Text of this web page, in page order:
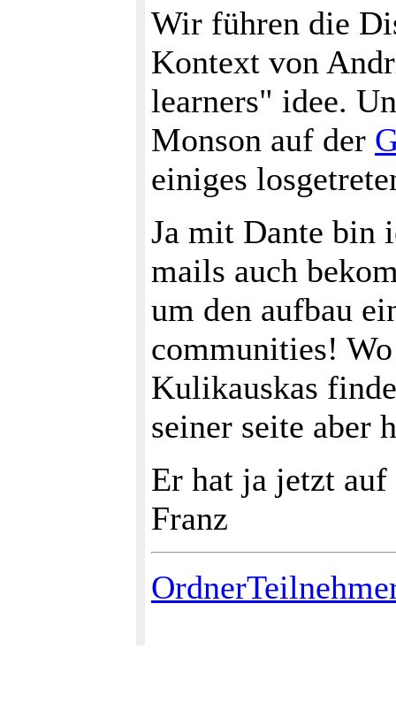
Wir führen die
Kontext von
learners" idee.
Monson auf der
einiges
Ja mit Dante bin
mails auch
um den aufbau
communities!
Kulikauskas
seiner seite aber
Er hat ja jetzt
Franz